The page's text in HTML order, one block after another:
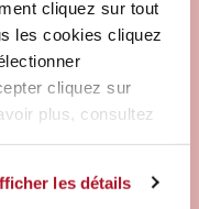
cliquez sur tout
les cookies cliquez
cliquez sur
plus, consultez
les détails